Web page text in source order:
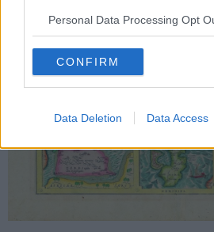
Personal Data Processing Opt
CONFIRM
Data Deletion Data Access